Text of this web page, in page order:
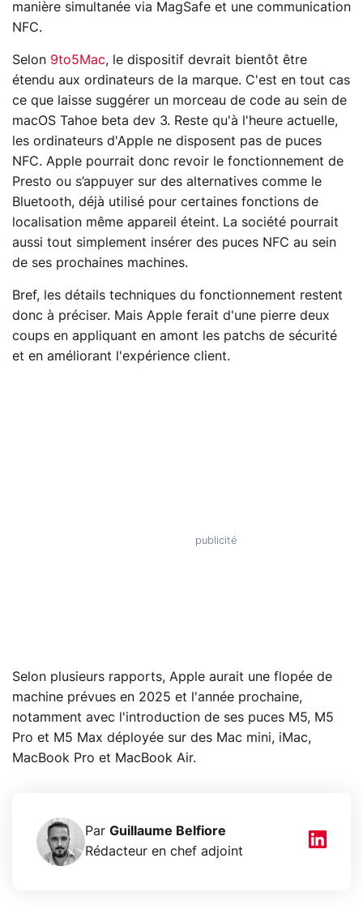
manière simultanée via MagSafe et une communication
NFC.
Selon 9to5Mac, le dispositif devrait bientôt être
étendu aux ordinateurs de la marque. C'est en tout cas
ce que laisse suggérer un morceau de code au sein de
macOS Tahoe beta dev 3. Reste qu'à l'heure actuelle,
les ordinateurs d'Apple ne disposent pas de puces
NFC. Apple pourrait donc revoir le fonctionnement de
Presto ou s’appuyer sur des alternatives comme le
Bluetooth, déjà utilisé pour certaines fonctions de
localisation même appareil éteint. La société pourrait
aussi tout simplement insérer des puces NFC au sein
de ses prochaines machines.
Bref, les détails techniques du fonctionnement restent
donc à préciser. Mais Apple ferait d'une pierre deux
coups en appliquant en amont les patchs de sécurité
et en améliorant l'expérience client.
Selon plusieurs rapports, Apple aurait une flopée de
machine prévues en 2025 et l'année prochaine,
notamment avec l'introduction de ses puces M5, M5
Pro et M5 Max déployée sur des Mac mini, iMac,
MacBook Pro et MacBook Air.
Par Guillaume Belfiore
Rédacteur en chef adjoint